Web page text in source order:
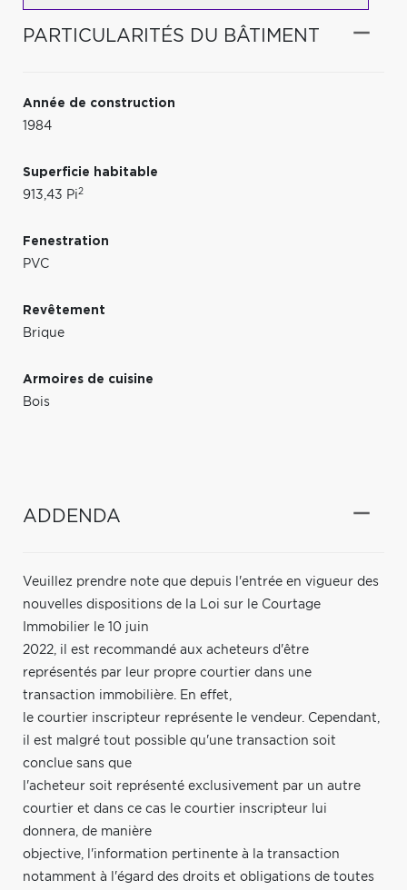
PARTICULARITÉS DU BÂTIMENT
Année de construction
1984
Superficie habitable
913,43 Pi2
Fenestration
PVC
Revêtement
Brique
Armoires de cuisine
Bois
ADDENDA
Veuillez prendre note que depuis l'entrée en vigueur des
nouvelles dispositions de la Loi sur le Courtage
Immobilier le 10 juin
2022, il est recommandé aux acheteurs d'être
représentés par leur propre courtier dans une
transaction immobilière. En effet,
le courtier inscripteur représente le vendeur. Cependant,
il est malgré tout possible qu'une transaction soit
conclue sans que
l'acheteur soit représenté exclusivement par un autre
courtier et dans ce cas le courtier inscripteur lui
donnera, de manière
objective, l'information pertinente à la transaction
notamment à l'égard des droits et obligations de toutes